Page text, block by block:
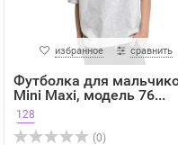
избранное сравнить
Футболка для
Mini Maxi, модель 76...
128
(0)